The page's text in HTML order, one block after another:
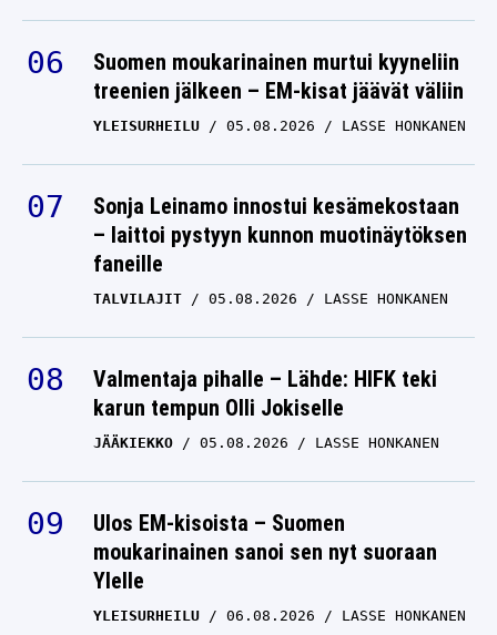
Suomen moukarinainen murtui kyyneliin
treenien jälkeen – EM-kisat jäävät väliin
YLEISURHEILU 05.08.2026 LASSE HONKANEN
Sonja Leinamo innostui kesämekostaan
– laittoi pystyyn kunnon muotinäytöksen
faneille
TALVILAJIT 05.08.2026 LASSE HONKANEN
Valmentaja pihalle – Lähde: HIFK teki
karun tempun Olli Jokiselle
JÄÄKIEKKO 05.08.2026 LASSE HONKANEN
Ulos EM-kisoista – Suomen
moukarinainen sanoi sen nyt suoraan
Ylelle
YLEISURHEILU 06.08.2026 LASSE HONKANEN